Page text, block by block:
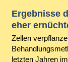
Ergebnisse
eher
Zellen
letzten Jahren